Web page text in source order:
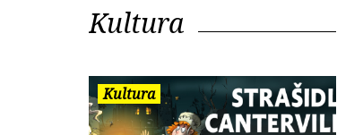
Kultura
Kultura